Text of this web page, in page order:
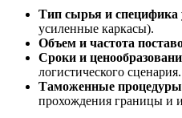
Тип сырья и специфика
усиленные каркасы).
Объем и частота
Сроки и
логистического сценария.
Таможенные
прохождения границы и